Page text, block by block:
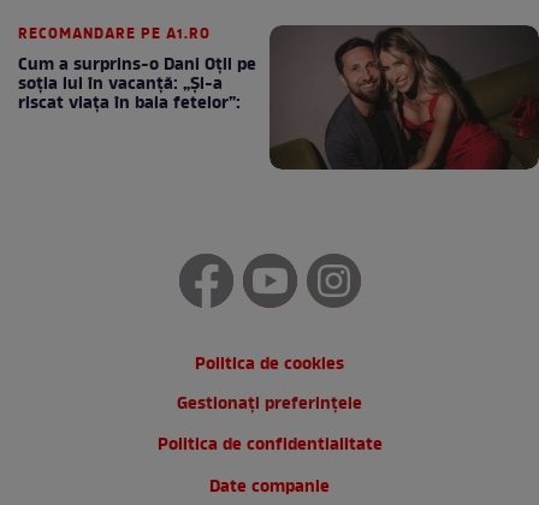
RECOMANDARE PE A1.RO
Cum a surprins-o Dani Oțil pe
soția lui în vacanță: „Și-a
riscat viața în baia fetelor”:
Politica de cookies
Gestionați preferințele
Politica de confidentialitate
Date companie